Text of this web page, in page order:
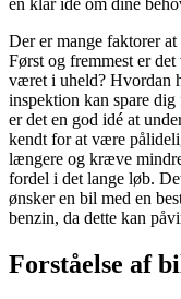
Der er mange faktorer
Først og fremmest er
været i uheld? Hvordan
inspektion kan spare dig
er det en god idé at
kendt for at være
længere og kræve
fordel i det lange løb.
ønsker en bil med en
benzin, da dette kan
Forståelse af